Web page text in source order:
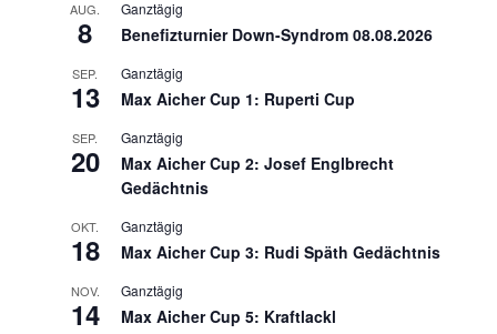
AUG.
8
Ganztägig
Benefizturnier Down-Syndrom 08.08.2026
SEP.
13
Ganztägig
Max Aicher Cup 1: Ruperti Cup
SEP.
20
Ganztägig
Max Aicher Cup 2: Josef Englbrecht
Gedächtnis
OKT.
18
Ganztägig
Max Aicher Cup 3: Rudi Späth Gedächtnis
NOV.
14
Ganztägig
Max Aicher Cup 5: Kraftlackl